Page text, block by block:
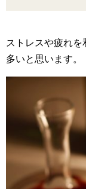
ストレスや疲れ
多いと思います。